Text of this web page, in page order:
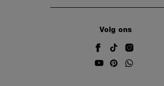
Volg ons